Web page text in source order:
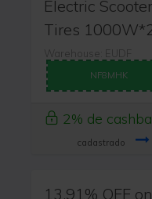
Electric
Tires
Warehouse: EUDF
NF8MHK
2% de
cadastrado
13.91% OFF